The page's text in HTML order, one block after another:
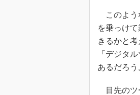
このよう
を乗っけ
きるかと
「デジタ
あるだろう
目先のツ